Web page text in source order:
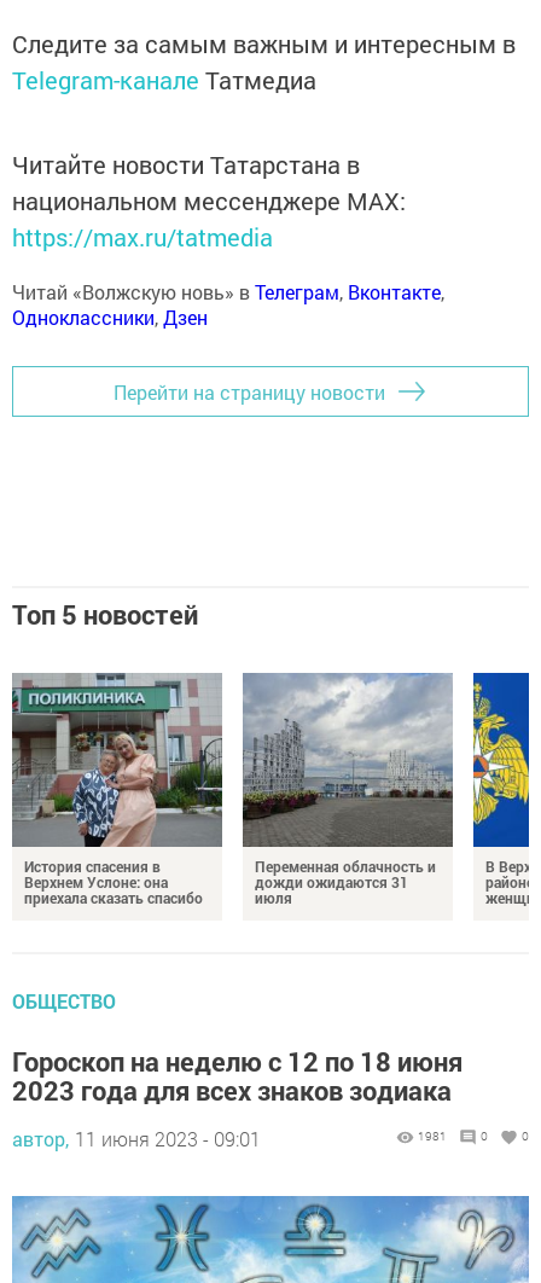
Следите за самым важным и интересным в
Telegram-канале Татмедиа
Читайте новости Татарстана в
национальном мессенджере MАХ:
https://max.ru/tatmedia
Читай «Волжскую новь» вТелеграм, Вконтакте,
Одноклассники,Дзен
Перейти на страницу новости
Топ 5 новостей
История спасения в
Верхнем Услоне: она
приехала сказать спасибо
Переменная облачность и
дожди ожидаются 31
июля
В
районе
ОБЩЕСТВО
Гороскоп на неделю с 12 по 18 июня
2023 года для всех знаков зодиака
автор, 11 июня 2023 - 09:01 1981 0 0